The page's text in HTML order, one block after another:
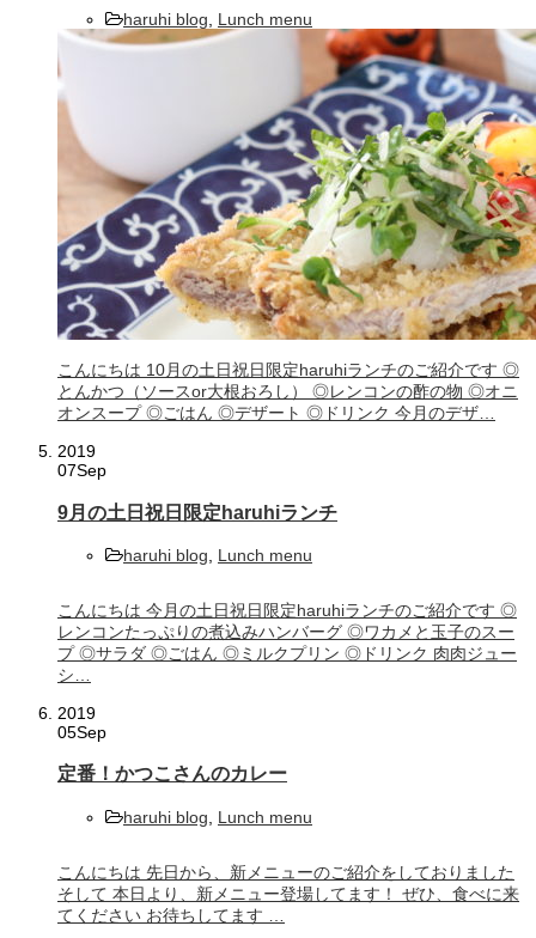
haruhi blog, Lunch menu
こんにちは 10月の土日祝日限定haruhiランチのご紹介です ◎
とんかつ（ソースor大根おろし） ◎レンコンの酢の物 ◎オニ
オンスープ ◎ごはん ◎デザート ◎ドリンク 今月のデザ…
2019
07Sep
9月の土日祝日限定haruhiランチ
haruhi blog Lunch menu
こんにちは 今月の土日祝日限定haruhiランチのご紹介です ◎
レンコンたっぷりの煮込みハンバーグ ◎ワカメと玉子のスー
プ ◎サラダ ◎ごはん ◎ミルクプリン ◎ドリンク 肉肉ジュー
シ…
2019
05Sep
定番！かつこさんのカレー
haruhi blog Lunch menu
こんにちは 先日から、新メニューのご紹介をしておりました
そして 本日より、新メニュー登場してます！ ぜひ、食べに来
てください お待ちしてます …